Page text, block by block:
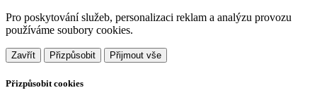
Pro poskytování služeb, personalizaci reklam a analýzu provozu
používáme soubory cookies.
Zavřít Přizpůsobit Přijmout vše
Přizpůsobit cookies